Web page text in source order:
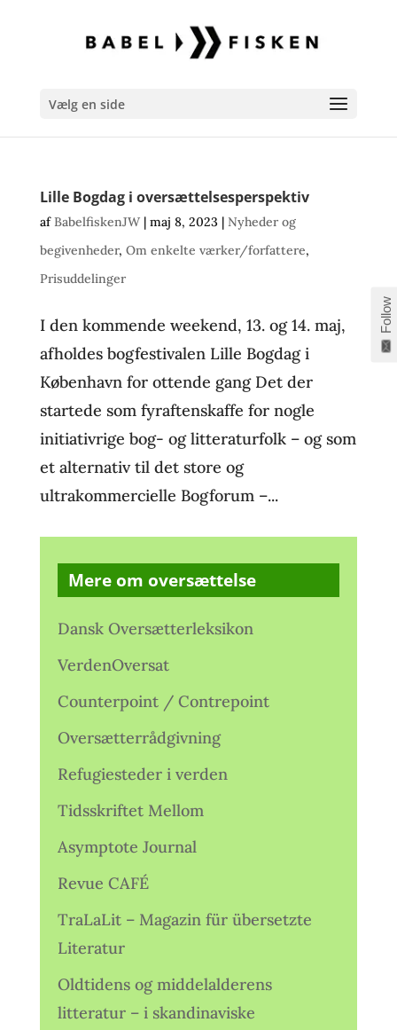
Vælg en side
Lille Bogdag i oversættelsesperspektiv
afBabelfiskenJW| maj 8, 2023| Nyheder og
begivenheder, Om enkelte værker/forfattere,
Prisuddelinger
I den kommende weekend, 13. og 14. maj,
afholdes bogfestivalen Lille Bogdag i
København for ottende gang Det der
startede som fyraftenskaffe for nogle
initiativrige bog- og litteraturfolk – og som
et alternativ til det store og
ultrakommercielle Bogforum –...
Mere om oversættelse
Dansk Oversætterleksikon
VerdenOversat
Counterpoint / Contrepoint
Oversætterrådgivning
Refugiesteder i verden
Tidsskriftet Mellom
Asymptote Journal
Revue CAFÉ
TraLaLit – Magazin für übersetzte
Literatur
Oldtidens og middelalderens
litteratur – i skandinaviske
Follow